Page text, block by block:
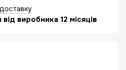
від виробника 12 місяців